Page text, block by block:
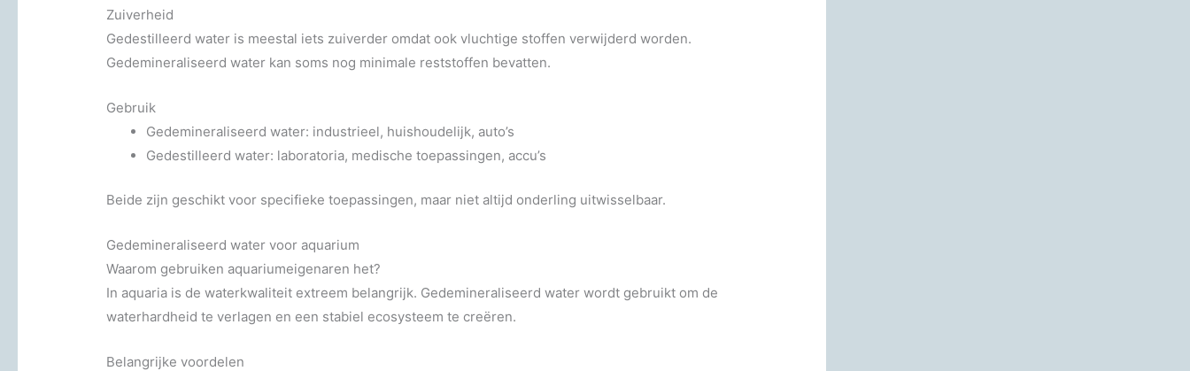
Zuiverheid
Gedestilleerd water is meestal iets zuiverder omdat ook vluchtige stoffen verwijderd worden.
Gedemineraliseerd water kan soms nog minimale reststoffen bevatten.
Gebruik
Gedemineraliseerd water: industrieel, huishoudelijk, auto’s
Gedestilleerd water: laboratoria, medische toepassingen, accu’s
Beide zijn geschikt voor specifieke toepassingen, maar niet altijd onderling uitwisselbaar.
Gedemineraliseerd water voor aquarium
Waarom gebruiken aquariumeigenaren het?
In aquaria is de waterkwaliteit extreem belangrijk. Gedemineraliseerd water wordt gebruikt om de
waterhardheid te verlagen en een stabiel ecosysteem te creëren.
Belangrijke voordelen